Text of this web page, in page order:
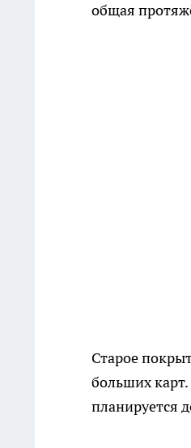
общая
Старое
больших
планируется